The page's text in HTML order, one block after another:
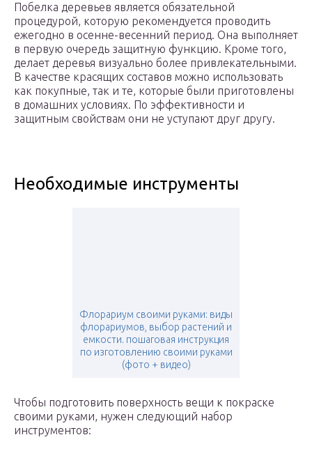
Побелка деревьев является обязательной
процедурой, которую рекомендуется проводить
ежегодно в осенне-весенний период. Она выполняет
в первую очередь защитную функцию. Кроме того,
делает деревья визуально более привлекательными.
В качестве красящих составов можно использовать
как покупные, так и те, которые были приготовлены
в домашних условиях. По эффективности и
защитным свойствам они не уступают друг другу.
Необходимые инструменты
Флорариум своими руками: виды
флорариумов, выбор растений и
емкости. пошаговая инструкция
по изготовлению своими руками
(фото + видео)
Чтобы подготовить поверхность вещи к покраске
своими руками, нужен следующий набор
инструментов: